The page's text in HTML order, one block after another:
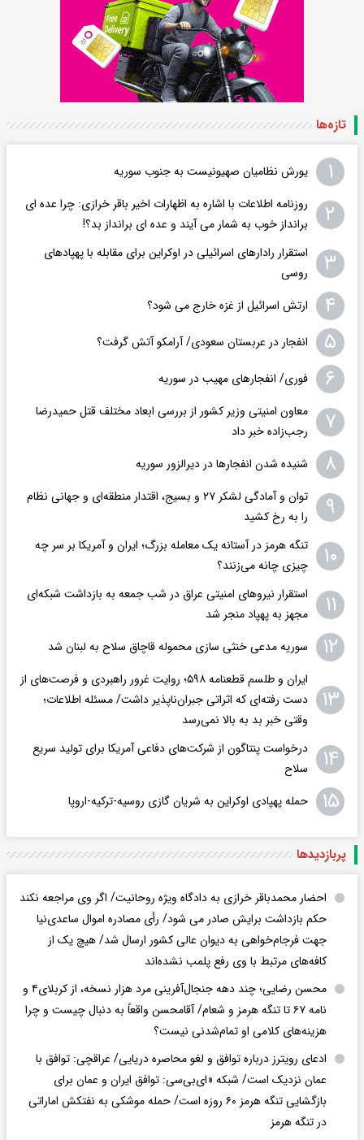
تازه‌ها
۱ یورش نظامیان صهیونیست به جنوب سوریه
۲
روزنامه اطلاعات با اشاره به اظهارات اخیر باقر خرازی: چرا عده ای
برانداز خوب به شمار می آیند و عده ای برانداز بد؟!
۳
استقرار رادارهای اسرائیلی در اوکراین برای مقابله با پهپادهای
روسی
۴ ارتش اسرائیل از غزه خارج می شود؟
۵ انفجار در عربستان سعودی/ آرامکو آتش گرفت؟
۶ فوری/ انفجارهای مهیب در سوریه
۷
معاون امنیتی وزیر کشور از بررسی ابعاد مختلف قتل حمیدرضا
رجب‌زاده خبر داد
۸ شنیده شدن انفجارها در دیرالزور سوریه
۹
توان و آمادگی لشکر ۲۷ و بسیج، اقتدار منطقه‌ای و جهانی نظام
را به رخ کشید
۱۰
تنگه هرمز در آستانه یک معامله بزرگ؛ ایران و آمریکا بر سر چه
چیزی چانه می‌زنند؟
۱۱
استقرار نیروهای امنیتی عراق در شب جمعه به بازداشت شبکه‌ای
مجهز به پهپاد منجر شد
۱۲ سوریه مدعی خنثی سازی محموله قاچاق سلاح به لبنان شد
۱۳
ایران و طلسم قطعنامه ۵۹۸؛ روایت غرور راهبردی و فرصت‌های از
دست رفته‌ای که اثراتی جبران‌ناپذیر داشت/ مسئله اطلاعات؛
وقتی خبر بد به بالا نمی‌رسد
۱۴
درخواست پنتاگون از شرکت‌های دفاعی آمریکا برای تولید سریع
سلاح
۱۵ حمله پهپادی اوکراین به شریان گازی روسیه-ترکیه-اروپا
پربازدید‌ها
احضار محمدباقر خرازی به دادگاه ویژه روحانیت/ اگر وی مراجعه نکند
حکم بازداشت برایش صادر می شود/ رأی مصادره اموال ساعدی‌نیا
جهت فرجام‌خواهی به دیوان عالی کشور ارسال شد/ هیچ یک از
کافه‌های مرتبط با وی رفع پلمب نشده‌اند
محسن رضایی؛ چند دهه جنجال‌آفرینی مرد هزار نسخه، از کربلای۴ و
نامه ۶۷ تا تنگه هرمز و شعام/ آقا‌محسن واقعاً به دنبال چیست و چرا
هزینه‌های کلامی او تمام‌شدنی نیست؟
ادعای رویترز درباره توافق و لغو محاصره دریایی/ عراقچی: توافق با
عمان نزدیک است/ شبکه «ای‌بی‌سی: توافق ایران و عمان برای
بازگشایی تنگه هرمز ۶۰ روزه است/ حمله موشکی به نفتکش اماراتی
در تنگه هرمز